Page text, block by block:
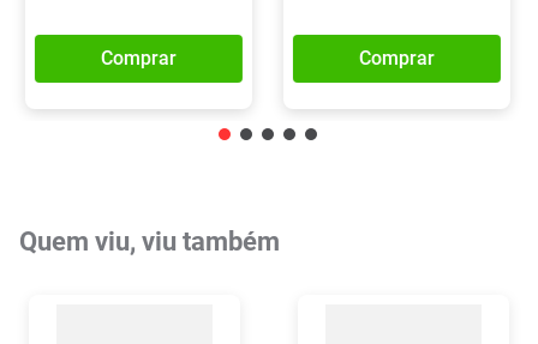
Comprar Comprar
Quem viu, viu também